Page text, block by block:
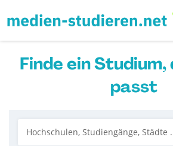
Finde ein Studium,
passt